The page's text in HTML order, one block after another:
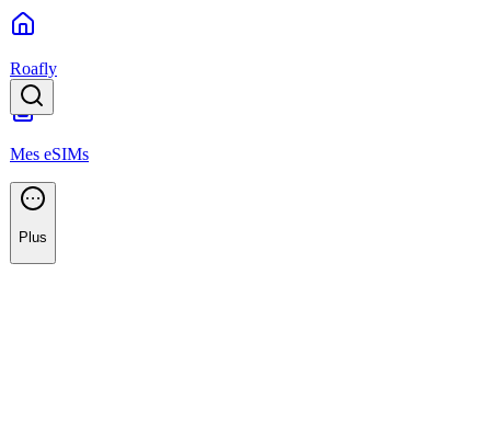
Roafly
Mes eSIMs
Plus